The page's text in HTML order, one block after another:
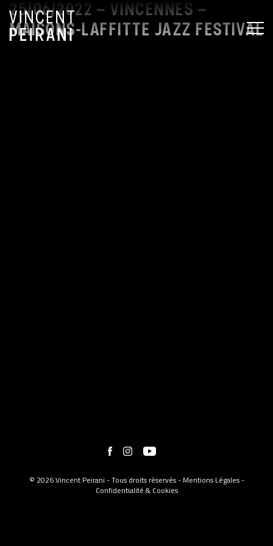
25/06/2022 – VINCENNES –
MAISONS-LAFFITTE JAZZ FESTIVAL
© 2026 Vincent Peirani - Tous droits réservés - Mentions Légales-
Confidentialité & Cookies